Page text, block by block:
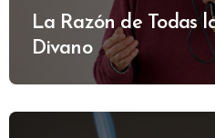
La Razón de Todas
Divano